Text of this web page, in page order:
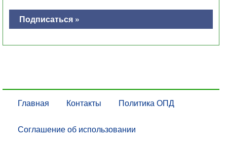
Подписаться »
Главная Контакты Политика ОПД
Соглашение об использовании